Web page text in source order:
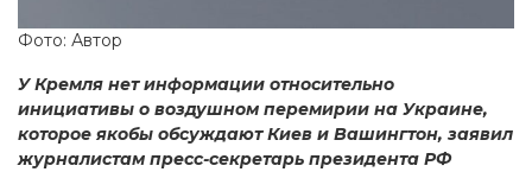
Фото: Автор
У Кремля нет информации относительно
инициативы о воздушном перемирии на Украине,
которое якобы обсуждают Киев и Вашингтон, заявил
журналистам пресс-секретарь президента РФ